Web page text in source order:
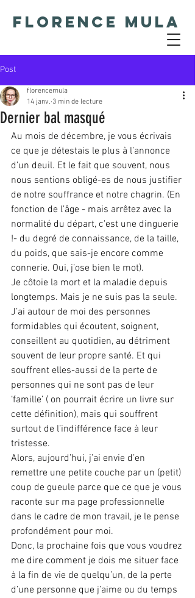
Florence Mula
Post
Dernier bal masqué
florencemula
14 janv. 3 min de lecture
Au mois de décembre, je vous écrivais
ce que je détestais le plus à l’annonce
d’un deuil. Et le fait que souvent, nous
nous sentions obligé-es de nous justifier
de notre souffrance et notre chagrin. (En
fonction de l’âge - mais arrêtez avec la
normalité du départ, c'est une dinguerie
!- du degré de connaissance, de la taille,
du poids, que sais-je encore comme
connerie. Oui, j’ose bien le mot).
Je côtoie la mort et la maladie depuis
longtemps. Mais je ne suis pas la seule.
J’ai autour de moi des personnes
formidables qui écoutent, soignent,
conseillent au quotidien, au détriment
souvent de leur propre santé. Et qui
souffrent elles-aussi de la perte de
personnes qui ne sont pas de leur
‘famille’ ( on pourrait écrire un livre sur
cette définition), mais qui souffrent
surtout de l’indifférence face à leur
tristesse.
Alors, aujourd’hui, j’ai envie d’en
remettre une petite couche par un (petit)
coup de gueule parce que ce que je vous
raconte sur ma page professionnelle
dans le cadre de mon travail, je le pense
profondément pour moi.
Donc, la prochaine fois que vous voudrez
me dire comment je dois me situer face
à la fin de vie de quelqu’un, de la perte
d’une personne que j’aime ou du temps